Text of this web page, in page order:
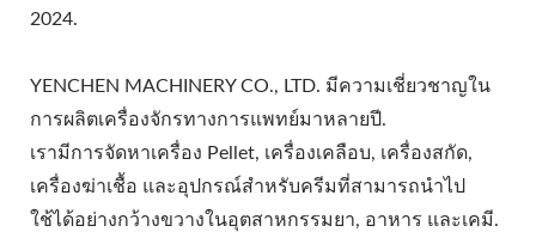
2024.
YENCHEN MACHINERY CO., LTD. มีความเชี่ยวชาญใน
การผลิตเครื่องจักรทางการแพทย์มาหลายปี.
เรามีการจัดหาเครื่อง Pellet, เครื่องเคลือบ, เครื่องสกัด,
เครื่องฆ่าเชื้อ และอุปกรณ์สำหรับครีมที่สามารถนำไป
ใช้ได้อย่างกว้างขวางในอุตสาหกรรมยา, อาหาร และเคมี.